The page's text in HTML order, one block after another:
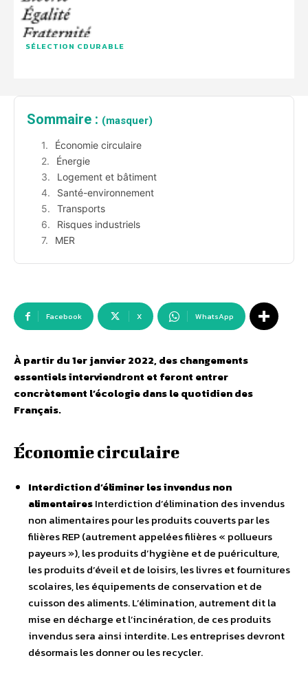
SÉLECTION CDURABLE
Sommaire : (masquer)
Économie circulaire
Énergie
Logement et bâtiment
Santé-environnement
Transports
Risques industriels
MER
Facebook X WhatsApp
À partir du 1er janvier 2022, des changements
essentiels interviendront et feront entrer
concrètement l’écologie dans le quotidien des
Français.
Économie circulaire
Interdiction d’éliminer les invendus non
alimentairesInterdiction d’élimination des invendus
non alimentaires pour les produits couverts par les
filières REP (autrement appelées filières « pollueurs
payeurs »), les produits d’hygiène et de puériculture,
les produits d’éveil et de loisirs, les livres et fournitures
scolaires, les équipements de conservation et de
cuisson des aliments. L’élimination, autrement dit la
mise en décharge et l’incinération, de ces produits
invendus sera ainsi interdite. Les entreprises devront
désormais les donner ou les recycler.